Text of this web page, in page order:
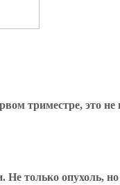
триместре,
только опухоль,